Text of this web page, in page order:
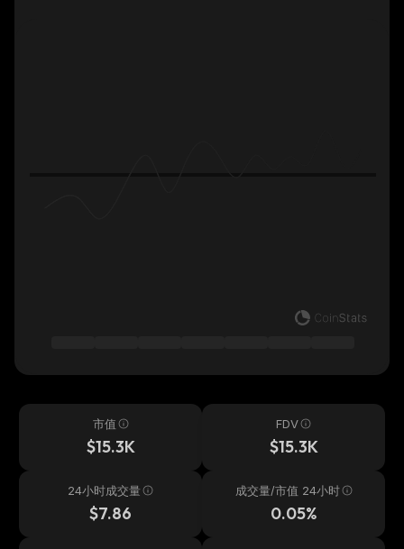
市值
$15.3K
FDV
$15.3K
24小时成交量
$7.86
成交量/市值 24小时
0.05%